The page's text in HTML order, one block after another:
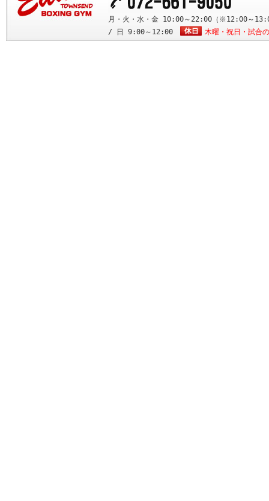
月・火・水・金 10:00～22:00（※12:00～
/ 日 9:00～12:00
木曜・祝日・試合